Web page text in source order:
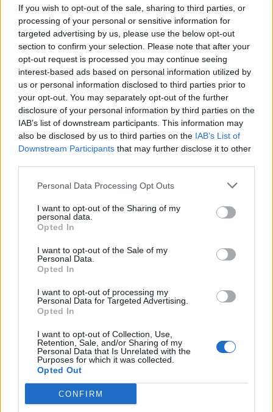
If you wish to opt-out of the sale, sharing to third parties, or
processing of your personal or sensitive information for
targeted advertising by us, please use the below opt-out
section to confirm your selection. Please note that after your
opt-out request is processed you may continue seeing
interest-based ads based on personal information utilized by
us or personal information disclosed to third parties prior to
your opt-out. You may separately opt-out of the further
disclosure of your personal information by third parties on the
IAB’s list of downstream participants. This information may
also be disclosed by us to third parties on the IAB’s List of
Downstream Participants that may further disclose it to other
Personal Data Processing Opt Outs
I want to opt-out of the Sharing of my
personal data.
Opted In
I want to opt-out of the Sale of my
Personal Data.
Opted In
I want to opt-out of processing my
Personal Data for Targeted Advertising.
Opted In
I want to opt-out of Collection, Use,
Retention, Sale, and/or Sharing of my
Personal Data that Is Unrelated with the
Purposes for which it was collected.
Opted Out
CONFIRM
ΠΕΡΙΣΣΌΤΕΡΑ ΣΕ ΑΥΤΉ ΤΗΝ ΚΑΤΗΓΟΡΊΑ
Τουρκία: Ρεκόρ έμφυλης
07/05/2026 - 16:43
Σχεδόν 1.500 πλοία
παραμένουν
«εγκλωβισμένα» στον
Κόλπο, σύμφωνα με τον
Διεθνή Ναυτιλιακό
Οργανισμό
ΡΟΗ ΕΙΔΗΣΕΩΝ